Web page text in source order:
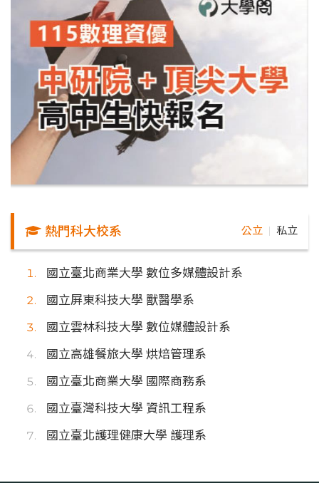
熱門科大校系 公立 私立
國立臺北商業大學 數位多媒體設計系
國立屏東科技大學 獸醫學系
國立雲林科技大學 數位媒體設計系
國立高雄餐旅大學 烘焙管理系
國立臺北商業大學 國際商務系
國立臺灣科技大學 資訊工程系
國立臺北護理健康大學 護理系